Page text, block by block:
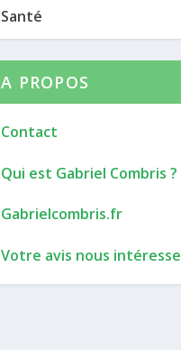
Santé
A PROPOS
Contact
Qui est Gabriel Combris ?
Gabrielcombris.fr
Votre avis nous intéresse